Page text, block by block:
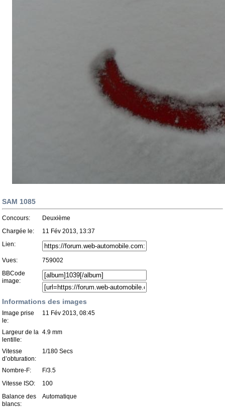
SAM 1085
Concours:
Deuxième
Chargée le:
11 Fév 2013, 13:37
Lien:
Vues:
759002
BBCode
image:
Informations des images
Image prise
le:
11 Fév 2013, 08:45
Largeur de la
lentille:
4.9 mm
Vitesse
d’obturation:
1/180 Secs
Nombre-F:
F/3.5
Vitesse ISO:
100
Balance des
blancs:
Automatique